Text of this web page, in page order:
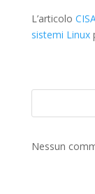
L’articolo
sistemi Linux
Nessun